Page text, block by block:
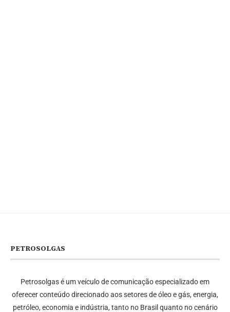
PETROSOLGAS
Petrosolgas é um veículo de comunicação especializado em
oferecer conteúdo direcionado aos setores de óleo e gás, energia,
petróleo, economia e indústria, tanto no Brasil quanto no cenário